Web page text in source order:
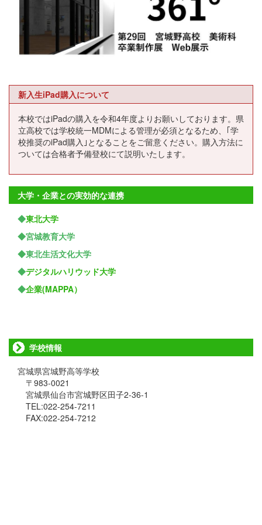
新入生iPad購入について
本校ではiPadの購入を令和4年度よりお願いしております。県
立高校では学校統一MDMによる管理が必須となるため、｢学
校推奨のiPad購入｣となることをご留意ください。購入方法に
ついては合格者予備登校にて説明いたします。
大学・企業との実効的な連携
◆東北大学
◆宮城教育大学
◆東北生活文化大学
◆デジタルハリウッド大学
◆企業(MAPPA）
学校情報
宮城県宮城野高等学校
〒983-0021
宮城県仙台市宮城野区田子2-36-1
TEL:022-254-7211
FAX:022-254-7212